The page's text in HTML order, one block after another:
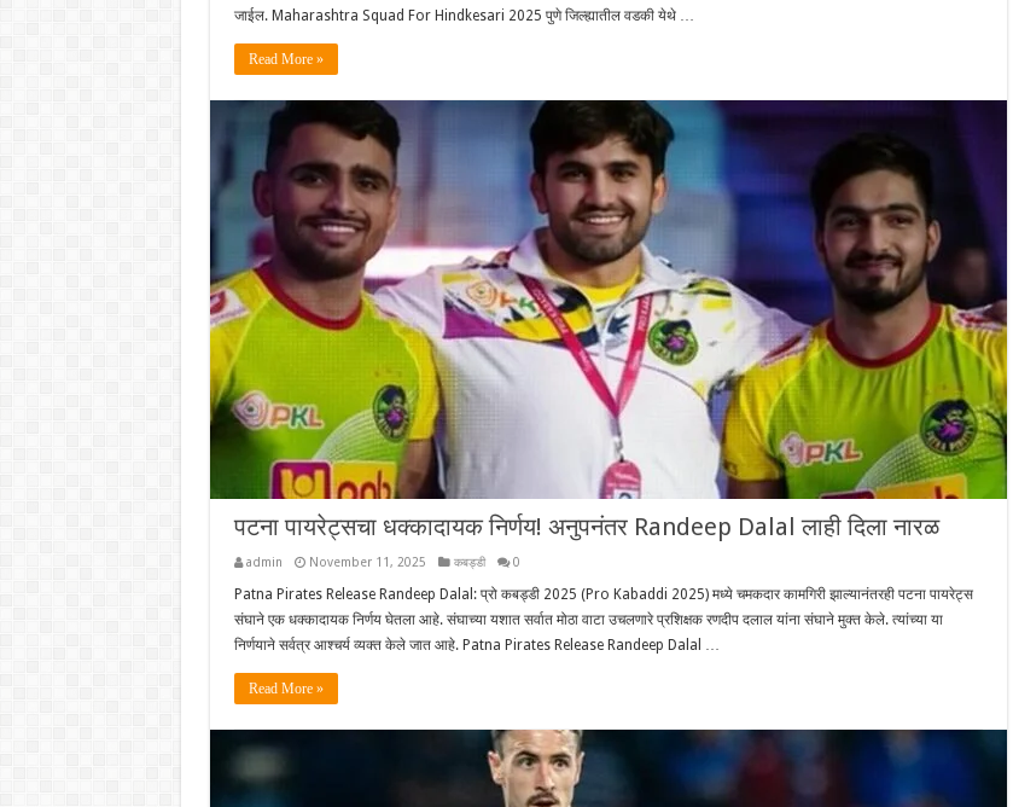
जाईल. Maharashtra Squad For Hindkesari 2025 पुणे जिल्ह्यातील वडकी येथे …
Read More »
पटना पायरेट्सचा धक्कादायक निर्णय! अनुपनंतर Randeep Dalal लाही दिला नारळ
admin November 11, 2025 कबड्डी 0
Patna Pirates Release Randeep Dalal: प्रो कबड्डी 2025 (Pro Kabaddi 2025) मध्ये चमकदार कामगिरी झाल्यानंतरही पटना पायरेट्स
संघाने एक धक्कादायक निर्णय घेतला आहे. संघाच्या यशात सर्वात मोठा वाटा उचलणारे प्रशिक्षक रणदीप दलाल यांना संघाने मुक्त केले. त्यांच्या या
निर्णयाने सर्वत्र आश्चर्य व्यक्त केले जात आहे. Patna Pirates Release Randeep Dalal …
Read More »